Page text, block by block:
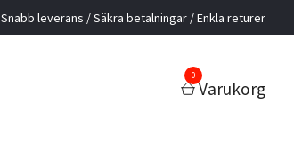
Snabb leverans / Säkra betalningar / Enkla returer
0
Varukorg